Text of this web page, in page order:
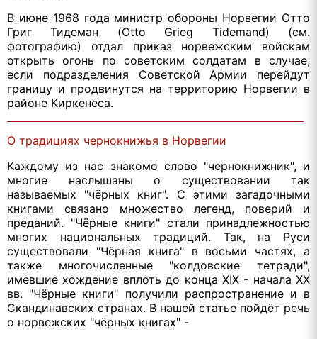
В июне 1968 года министр обороны Норвегии Отто
Григ Тидеман (Otto Grieg Tidemand) (см.
фотографию) отдал приказ норвежским войскам
открыть огонь по советским солдатам в случае,
если подразделения Советской Армии перейдут
границу и продвинутся на территорию Норвегии в
районе Киркенеса.
О традициях чернокнижья в Норвегии
Каждому из нас знакомо слово "чернокнижник", и
многие наслышаны о существовании так
называемых "чёрных книг". С этими загадочными
книгами связано множество легенд, поверий и
преданий. "Чёрные книги" стали принадлежностью
многих национальных традиций. Так, на Руси
существовали "Чёрная книга" в восьми частях, а
также многочисленные "колдовские тетради",
имевшие хождение вплоть до конца XIX - начала XX
вв. "Чёрные книги" получили распространение и в
Скандинавских странах. В нашей статье пойдёт речь
о норвежских "чёрных книгах" -